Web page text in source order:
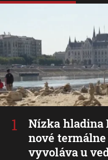
Nízka hladina
nové
vyvoláva u